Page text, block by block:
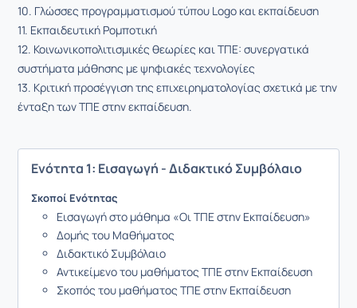
10. Γλώσσες προγραμματισμού τύπου Logo και εκπαίδευση
11. Εκπαιδευτική Ρομποτική
12. Κοινωνικοπολιτισμικές θεωρίες και ΤΠΕ: συνεργατικά
συστήματα μάθησης με ψηφιακές τεχνολογίες
13. Κριτική προσέγγιση της επιχειρηματολογίας σχετικά με την
ένταξη των ΤΠΕ στην εκπαίδευση.
Ενότητα 1: Εισαγωγή - Διδακτικό Συμβόλαιο
Σκοποί Ενότητας
Εισαγωγή στο μάθημα «Οι ΤΠΕ στην Εκπαίδευση»
Δομής του Μαθήματος
Διδακτικό Συμβόλαιο
Αντικείμενο του μαθήματος ΤΠΕ στην Εκπαίδευση
Σκοπός του μαθήματος ΤΠΕ στην Εκπαίδευση